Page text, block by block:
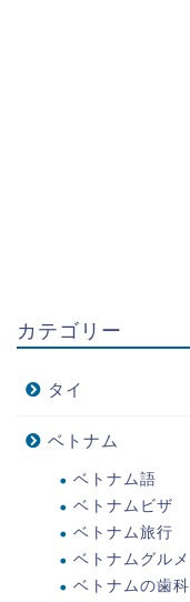
カテゴリー
タイ
ベトナム
ベトナム語
ベトナムビザ
ベトナム旅行
ベトナムグルメ
ベトナムの歯科